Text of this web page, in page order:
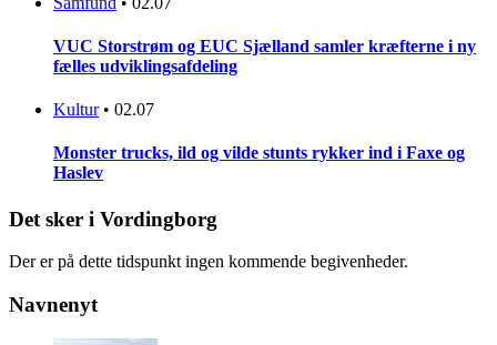
VUC Storstrøm og EUC Sjælland samler kræfterne i ny
fælles udviklingsafdeling
Kultur • 02.07
Monster trucks, ild og vilde stunts rykker ind i Faxe og
Haslev
Det sker i Vordingborg
Der er på dette tidspunkt ingen kommende begivenheder.
Navnenyt